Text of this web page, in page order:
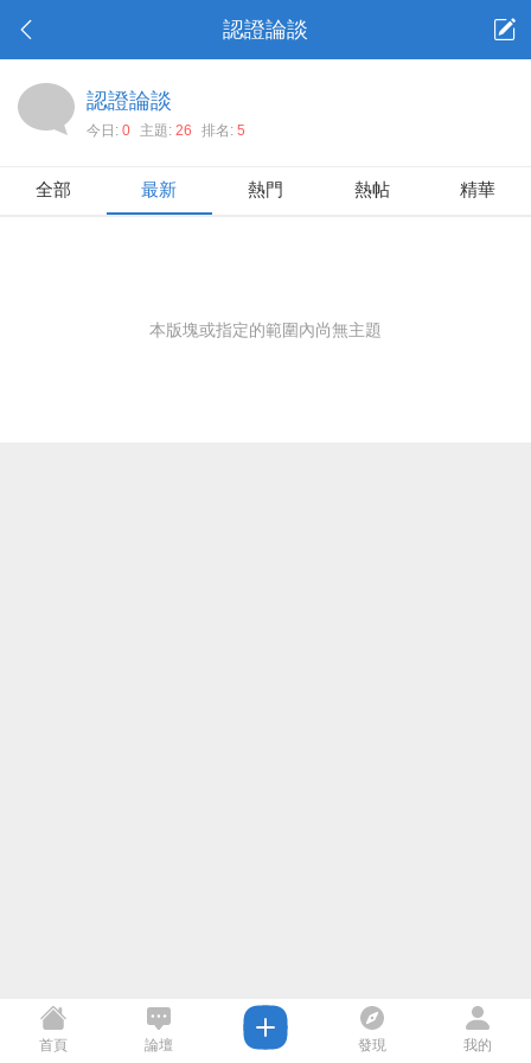
認證論談
認證論談
今日: 0 主題: 26 排名: 5
全部 最新 熱門 熱帖 精華
本版塊或指定的範圍內尚無主題
首頁 論壇 發現 我的